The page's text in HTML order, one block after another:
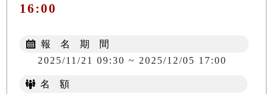
16:00
報 名 期 間
2025/11/21 09:30 ~ 2025/12/05 17:00
名 額